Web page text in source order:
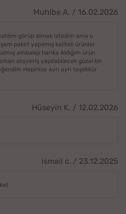
Muhibe A. / 16.02.2026
görüp almak istedim ama o
paket yapılmış kaliteli ürünler
ambalajı harika Aldığım ürün
alışveriş yapılabilecek güzel bir
Hepinize ayrı ayrı teşekkür
Hüseyin K. / 12.02.2026
ismail c. / 23.12.2025